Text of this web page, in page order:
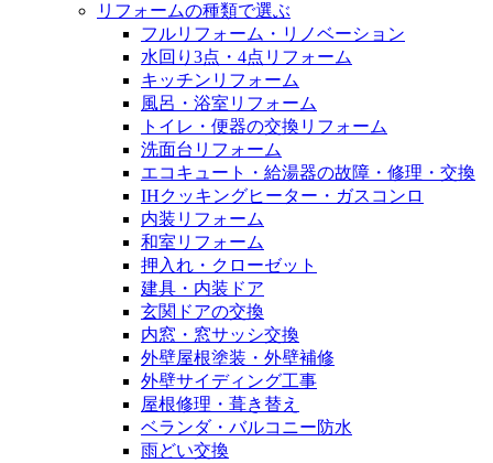
リフォームの種類で選ぶ
フルリフォーム・リノベーション
水回り3点・4点リフォーム
キッチンリフォーム
風呂・浴室リフォーム
トイレ・便器の交換リフォーム
洗面台リフォーム
エコキュート・給湯器の故障・修理・交換
IHクッキングヒーター・ガスコンロ
内装リフォーム
和室リフォーム
押入れ・クローゼット
建具・内装ドア
玄関ドアの交換
内窓・窓サッシ交換
外壁屋根塗装・外壁補修
外壁サイディング工事
屋根修理・葺き替え
ベランダ・バルコニー防水
雨どい交換